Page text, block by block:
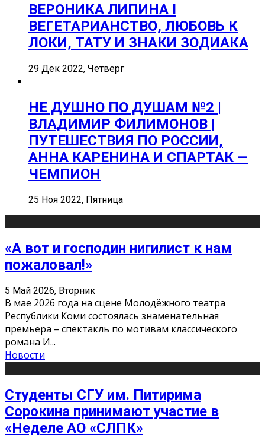
ВЕРОНИКА ЛИПИНА I
ВЕГЕТАРИАНСТВО, ЛЮБОВЬ К
ЛОКИ, ТАТУ И ЗНАКИ ЗОДИАКА
29 Дек 2022, Четверг
НЕ ДУШНО ПО ДУШАМ №2 |
ВЛАДИМИР ФИЛИМОНОВ |
ПУТЕШЕСТВИЯ ПО РОССИИ,
АННА КАРЕНИНА И СПАРТАК —
ЧЕМПИОН
25 Ноя 2022, Пятница
«А вот и господин нигилист к нам
пожаловал!»
5 Май 2026, Вторник
В мае 2026 года на сцене Молодёжного театра
Республики Коми состоялась знаменательная
премьера – спектакль по мотивам классического
романа И...
Новости
Студенты СГУ им. Питирима
Сорокина принимают участие в
«Неделе АО «СЛПК»